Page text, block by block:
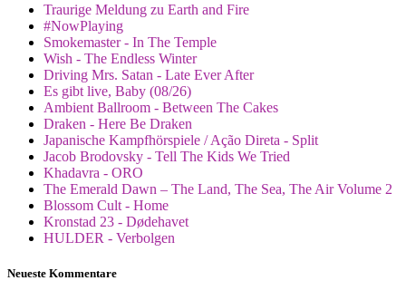
Traurige Meldung zu Earth and Fire
#NowPlaying
Smokemaster - In The Temple
Wish - The Endless Winter
Driving Mrs. Satan - Late Ever After
Es gibt live, Baby (08/26)
Ambient Ballroom - Between The Cakes
Draken - Here Be Draken
Japanische Kampfhörspiele / Ação Direta - Split
Jacob Brodovsky - Tell The Kids We Tried
Khadavra - ORO
The Emerald Dawn – The Land, The Sea, The Air Volume 2
Blossom Cult - Home
Kronstad 23 - Dødehavet
HULDER - Verbolgen
Neueste Kommentare